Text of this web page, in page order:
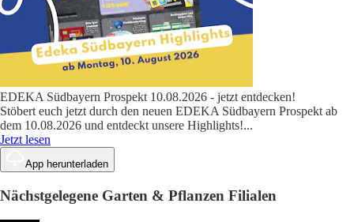
EDEKA Südbayern Prospekt 10.08.2026 - jetzt entdecken!
Stöbert euch jetzt durch den neuen EDEKA Südbayern Prospekt ab
dem 10.08.2026 und entdeckt unsere Highlights!...
Jetzt lesen
App herunterladen
Nächstgelegene Garten & Pflanzen Filialen